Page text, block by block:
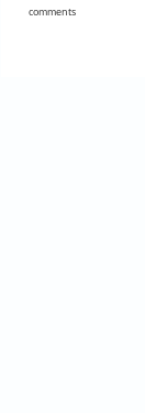
comments